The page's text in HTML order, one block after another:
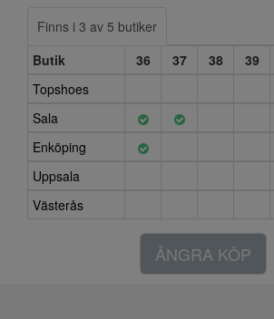
Finns i 3 av 5 butiker
Butik
36 37 38 39
Topshoes
Sala
Enköping
Uppsala
Västerås
ÅNGRA KÖP